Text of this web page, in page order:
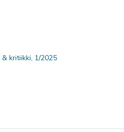
kritiikki, 1/2025